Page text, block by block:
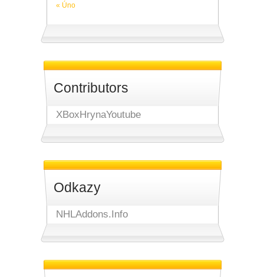
« Úno
Contributors
XBoxHrynaYoutube
Odkazy
NHLAddons.Info